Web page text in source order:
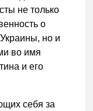
не только
о
но и
во имя
и его
себя за